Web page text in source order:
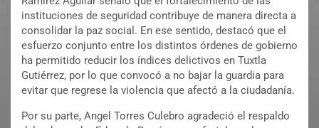
instituciones de seguridad contribuye de manera directa a
consolidar la paz social. En ese sentido, destacó que el
esfuerzo conjunto entre los distintos órdenes de gobierno
ha permitido reducir los índices delictivos en Tuxtla
Gutiérrez, por lo que convocó a no bajar la guardia para
evitar que regrese la violencia que afectó a la ciudadanía.
Por su parte, Angel Torres Culebro agradeció el respaldo